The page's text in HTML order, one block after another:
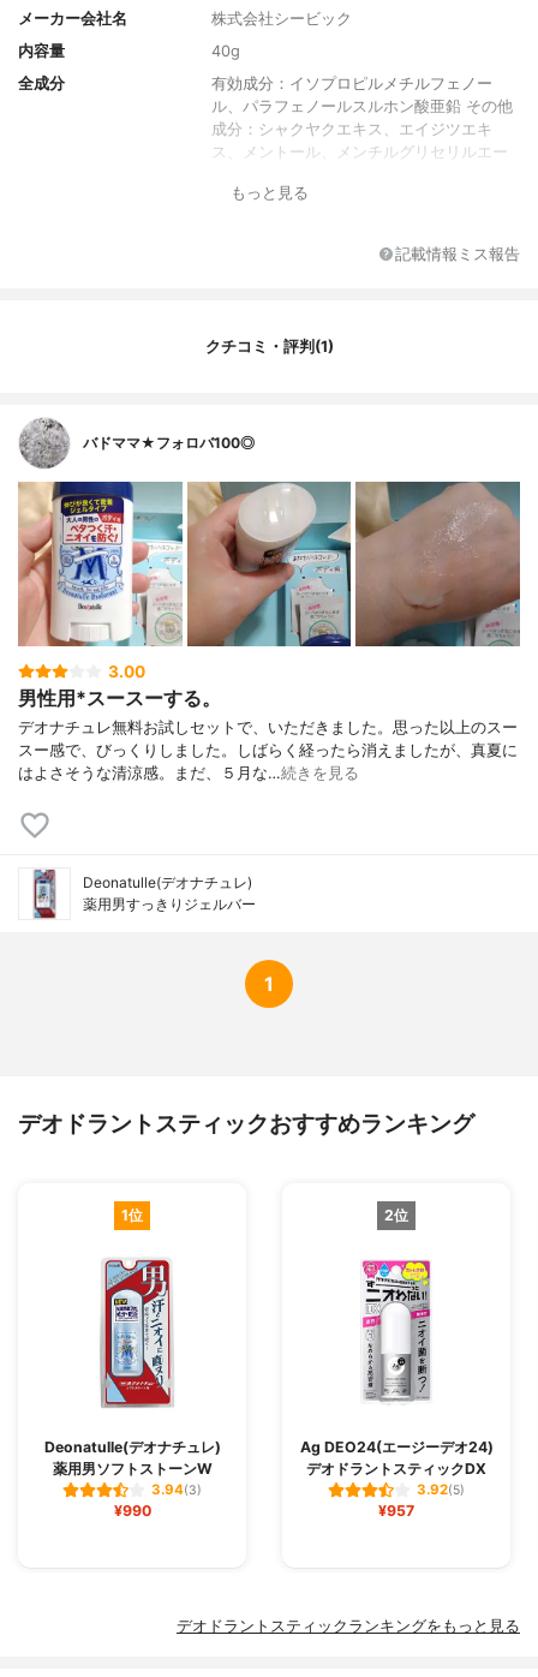
メーカー会社名
株式会社シービック
内容量
40g
全成分
有効成分：イソプロピルメチルフェノー
ル、パラフェノールスルホン酸亜鉛 その他
成分：シャクヤクエキス、エイジツエキ
ス、メントール、メンチルグリセリルエー
水酸化カリウム、カルボキシビニルポリマ
ブロック共重合体、アクリル酸ナトリウ
ム・アクリロイルジメチルタウリン酸ナト
不明
もっと見る
記載情報ミス報告
クチコミ・評判(1)
バドママ★フォロバ100◎
3.00
男性用*スースーする。
デオナチュレ無料お試しセットで、いただきました。思った以上のスー
スー感で、びっくりしました。しばらく経ったら消えましたが、真夏に
はよさそうな清涼感。まだ、５月な…続きを見る
Deonatulle(デオナチュレ)
薬用男すっきりジェルバー
1
デオドラントスティックおすすめランキング
1位
Deonatulle(デオナチュレ)
薬用男ソフトストーンW
3.94(3)
¥990
2位
Ag DEO24(エージーデオ24)
デオドラントスティックDX
3.92(5)
¥957
デオドラントスティックランキングをもっと見る